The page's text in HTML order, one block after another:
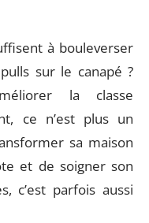
à bouleverser
sur le canapé ?
la classe
ce n’est plus un
sa maison
et de soigner son
c’est parfois aussi